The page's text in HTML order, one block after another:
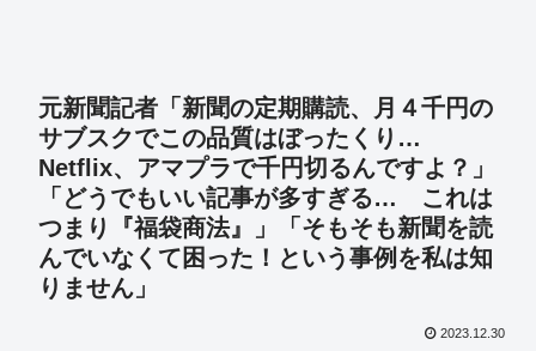
元新聞記者「新聞の定期購読、月４千円の
サブスクでこの品質はぼったくり…
Netflix、アマプラで千円切るんですよ？」
「どうでもいい記事が多すぎる… これは
つまり『福袋商法』」「そもそも新聞を読
んでいなくて困った！という事例を私は知
りません」
2023.12.30